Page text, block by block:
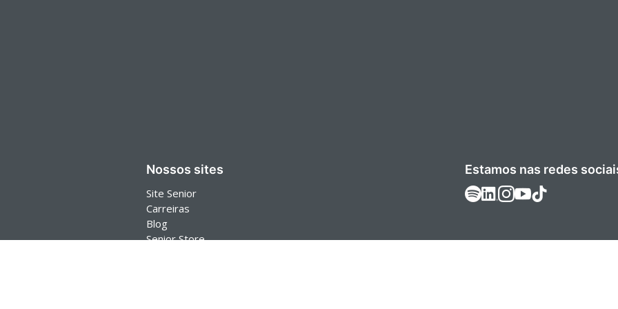
Nossos sites
Site Senior
Carreiras
Blog
Senior Store
Estamos nas redes